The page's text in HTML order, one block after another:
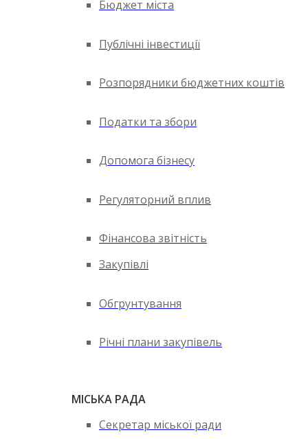
Бюджет міста
Публічні інвестиції
Розпорядники бюджетних коштів
Податки та збори
Допомога бізнесу
Регуляторний вплив
Фінансова звітність
Закупівлі
Обгрунтування
Річні плани закупівель
МІСЬКА РАДА
Секретар міської ради